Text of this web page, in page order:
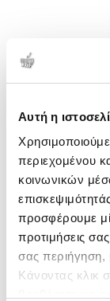
Αυτή η
περιεχομένου
κοινωνικών
προσφέρουμε
προτιμήσεις
σας περιήγηση,
Κάνοντας κλικ